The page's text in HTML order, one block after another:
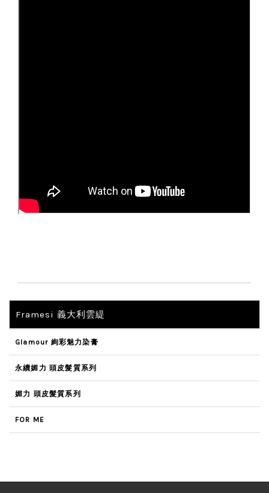
Framesi 義大利雲緹
Glamour 絢彩魅力染膏
永續媚力 頭皮髮質系列
媚力 頭皮髮質系列
FOR ME